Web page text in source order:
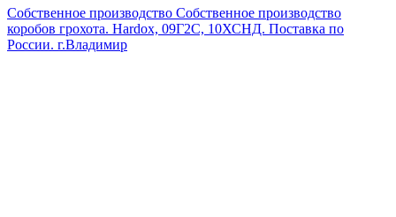
Собственное производство Собственное производство
коробов грохота. Hardox, 09Г2С, 10ХСНД. Поставка по
России. г.Владимир